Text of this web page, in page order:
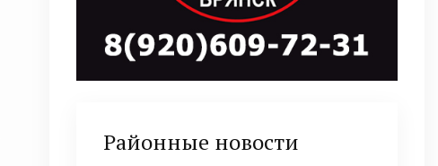
Районные новости